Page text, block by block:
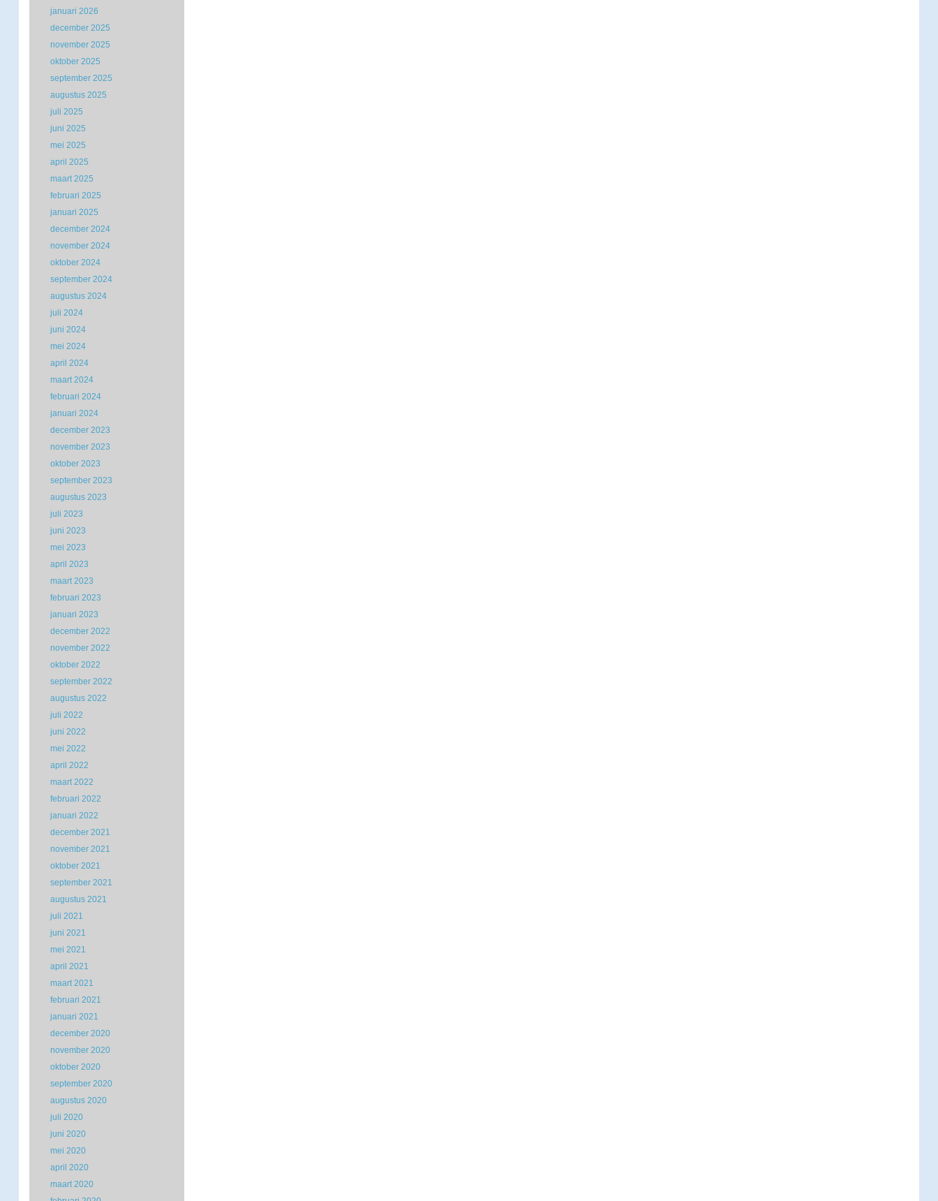
januari 2026
december 2025
november 2025
oktober 2025
september 2025
augustus 2025
juli 2025
juni 2025
mei 2025
april 2025
maart 2025
februari 2025
januari 2025
december 2024
november 2024
oktober 2024
september 2024
augustus 2024
juli 2024
juni 2024
mei 2024
april 2024
maart 2024
februari 2024
januari 2024
december 2023
november 2023
oktober 2023
september 2023
augustus 2023
juli 2023
juni 2023
mei 2023
april 2023
maart 2023
februari 2023
januari 2023
december 2022
november 2022
oktober 2022
september 2022
augustus 2022
juli 2022
juni 2022
mei 2022
april 2022
maart 2022
februari 2022
januari 2022
december 2021
november 2021
oktober 2021
september 2021
augustus 2021
juli 2021
juni 2021
mei 2021
april 2021
maart 2021
februari 2021
januari 2021
december 2020
november 2020
oktober 2020
september 2020
augustus 2020
juli 2020
juni 2020
mei 2020
april 2020
maart 2020